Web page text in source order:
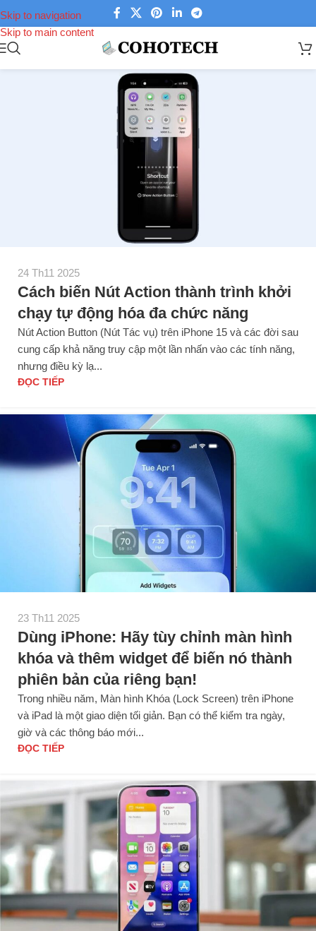
Skip to navigation
Skip to main content
24 Th11 2025
Cách biến Nút Action thành trình khởi
chạy tự động hóa đa chức năng
Nút Action Button (Nút Tác vụ) trên iPhone 15 và các đời sau
cung cấp khả năng truy cập một lần nhấn vào các tính năng,
nhưng điều kỳ lạ...
ĐỌC TIẾP
23 Th11 2025
Dùng iPhone: Hãy tùy chỉnh màn hình
khóa và thêm widget để biến nó thành
phiên bản của riêng bạn!
Trong nhiều năm, Màn hình Khóa (Lock Screen) trên iPhone
và iPad là một giao diện tối giản. Bạn có thể kiểm tra ngày,
giờ và các thông báo mới...
ĐỌC TIẾP